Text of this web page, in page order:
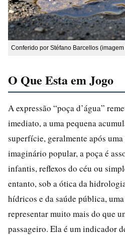
Conferido por Stéfano Barcellos
O Que Esta em Jogo
A expressão “poça d’água”
imediato, a uma pequena
superfície, geralmente após
imaginário popular, a poça é
infantis, reflexos do céu ou
entanto, sob a ótica da
hídricos e da saúde pública,
representar muito mais do que
passageiro. Ela é um indicador